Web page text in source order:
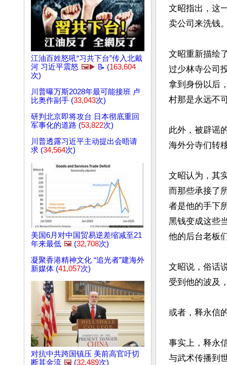
江油百姓怒吼“习共下台”传入北戴
河 习近平震怒 🖼️▶️ 📝 (163,604
次)
川普曝万斯2028年最可能接班 卢
比奥作副手 (33,043次)
研判北京即将攻台 日本彻底重回
军事化的道路 (53,822次)
川普透露习近平主动提出会晤请
求 (34,564次)
美国6月对中国贸易逆差缩减至21
年来最低 🖼️ (32,708次)
凝聚香港精神文化 “追光者”建海外
新媒体 (41,057次)
对抗中共跨国镇压 美前高官吁切
断其金流 🖼️ (32,489次)
文昭指出，这
卖公司来洗钱
文昭重新描绘
过少林寺公司
拿到身份以后
村那是永远不
此外，被辟谣
海外分寺们转
文昭认为，其
而那些承接了
者是他的手下
黑钱变成这些
他的后台老板
文昭说，俗话
受到他的波及
或者，释永信
事实上，释永
与武术传播到